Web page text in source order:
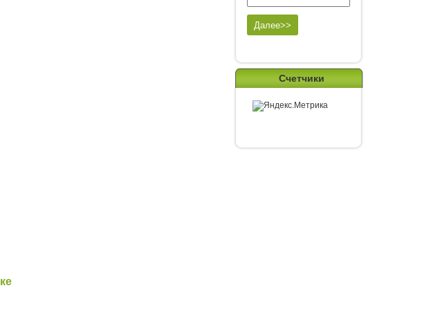
Счетчики